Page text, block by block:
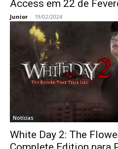
Access em 22 de
Junior - 19/02/2024
Notícias
White Day 2: The